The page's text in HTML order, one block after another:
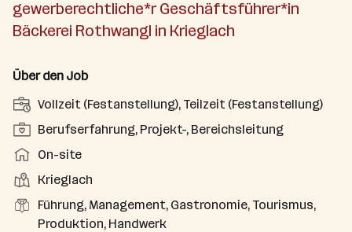
gewerberechtliche*r Geschäftsführer*in
Bäckerei Rothwangl in Krieglach
Über den Job
A
n
s
t
e
l
Vollzeit (Festanstellung), Teilzeit (Festanstellung)
P
o
i
t
Berufserfahrung, Projekt-, Bereichsleitung
A
r
b
e
On-site
D
i
Krieglach
B
Führung, Management, Gastronomie, Tourismus,
Produktion, Handwerk